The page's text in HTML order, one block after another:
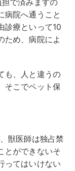
で済みますの
病院へ通うこと
診療といって10
ため、病院によ
も、人と違うの
そこでペット保
獣医師は独占禁
とができないそ
ってはいけない